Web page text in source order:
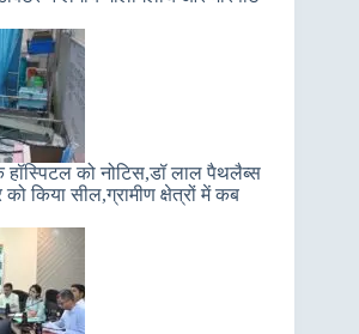
हॉस्पिटल को नोटिस,डॉ लाल पैथलैब्स
किया सील,ग्रामीण क्षेत्रों में कब